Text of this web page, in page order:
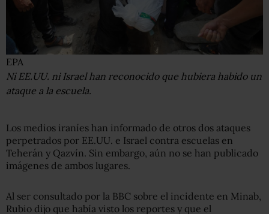
EPA
Ni EE.UU. ni Israel han reconocido que hubiera habido un
ataque a la escuela.
Los medios iraníes han informado de otros dos ataques
perpetrados por EE.UU. e Israel contra escuelas en
Teherán y Qazvín. Sin embargo, aún no se han publicado
imágenes de ambos lugares.
Al ser consultado por la BBC sobre el incidente en Minab,
Rubio dijo que había visto los reportes y que el